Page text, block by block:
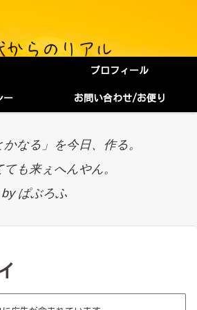
プロフィール
ー お問い合わせ/お便り
かなる」を今日、作る。
ても来ぇへんやん。
by ぱぶろふ